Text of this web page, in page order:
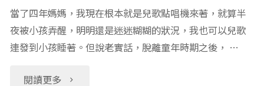
上
網
萬
別
想
當了四年媽媽，我現在根本就是兒歌點唱機來著，就算半
夜被小孩弄醒，明明還是迷迷糊糊的狀況，我也可以兒歌
連發到小孩睡著。但說老實話，脫離童年時期之後， …
閱讀更多 "想